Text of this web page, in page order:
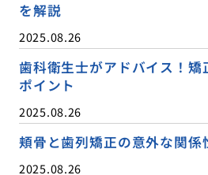
を解説
2025.08.26
歯科衛生士がアドバイス！矯
ポイント
2025.08.26
頬骨と歯列矯正の意外な関係
2025.08.26